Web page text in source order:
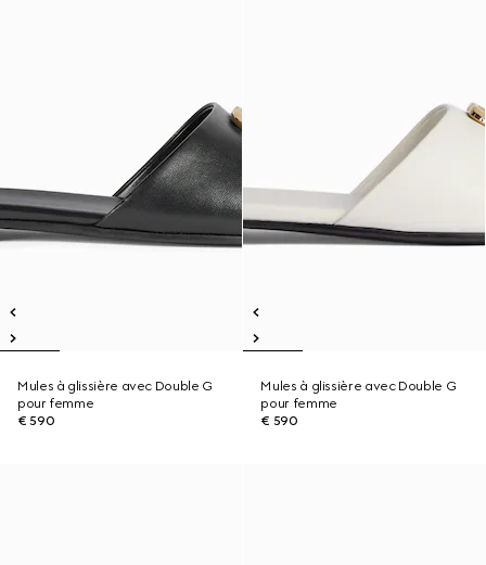
Mules à glissière avec Double G
pour femme
€ 590
Mules à glissière avec Double G
pour femme
€ 590